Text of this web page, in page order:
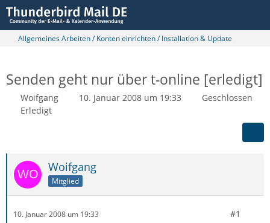
Allgemeines Arbeiten / Konten einrichten / Installation & Update
Senden geht nur über t-online [erledigt]
Woifgang 10. Januar 2008 um 19:33
Geschlossen
Erledigt
Woifgang
Mitglied
10. Januar 2008 um 19:33 #1